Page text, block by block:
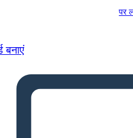
पर
बनाएं